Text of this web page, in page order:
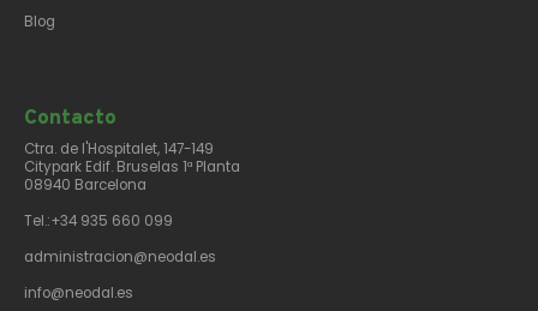
Blog
Contacto​
Ctra. de l'Hospitalet, 147-149
Citypark Edif. Bruselas 1ª Planta
08940 Barcelona
Tel.:+34 935 660 099
administracion@neodal.es
info@neodal.es